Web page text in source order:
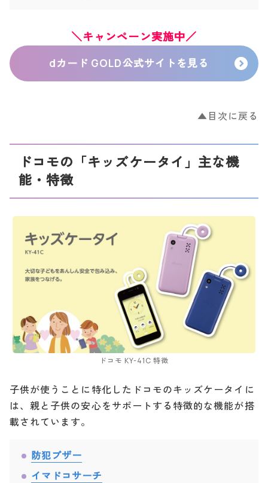
＼キャンペーン実施中／
dカード GOLD公式サイトを見る
▲目次に戻る
ドコモの「キッズケータイ」主な機
能・特徴
ドコモ KY-41C 特徴
子供が使うことに特化したドコモのキッズケータイに
は、親と子供の安心をサポートする特徴的な機能が搭
載されています。
防犯ブザー
イマドコサーチ